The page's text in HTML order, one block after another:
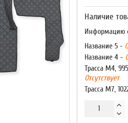
Наличие
Информацию
Название 5 -
Название 4 -
Трасса М4,
Отсутствует
Трасса М7,